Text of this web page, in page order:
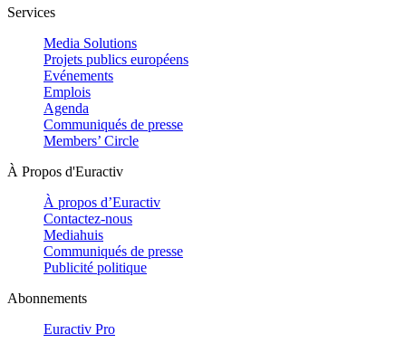
Services
Media Solutions
Projets publics européens
Evénements
Emplois
Agenda
Communiqués de presse
Members’ Circle
À Propos d'Euractiv
À propos d’Euractiv
Contactez-nous
Mediahuis
Communiqués de presse
Publicité politique
Abonnements
Euractiv Pro